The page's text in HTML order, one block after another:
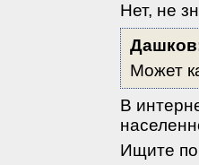
Нет, не
Может
В
Ищите